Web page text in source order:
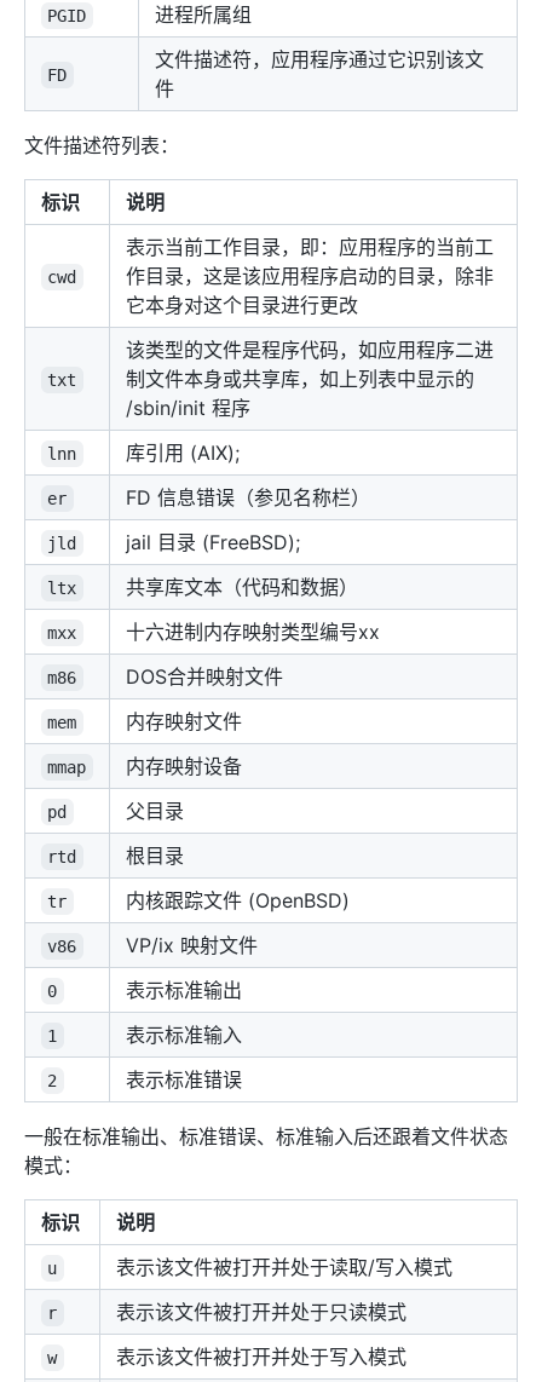
PGID 进程所属组
FD
文件描述符，应用程序通过它识别该文
件
文件描述符列表：
标识 说明
cwd
表示当前工作目录，即：应用程序的当前工
作目录，这是该应用程序启动的目录，除非
它本身对这个目录进行更改
txt
该类型的文件是程序代码，如应用程序二进
制文件本身或共享库，如上列表中显示的
/sbin/init 程序
lnn 库引用 (AIX);
er FD 信息错误（参见名称栏）
jld jail 目录 (FreeBSD);
ltx 共享库文本（代码和数据）
mxx 十六进制内存映射类型编号xx
m86 DOS合并映射文件
mem 内存映射文件
mmap 内存映射设备
pd 父目录
rtd 根目录
tr 内核跟踪文件 (OpenBSD)
v86 VP/ix 映射文件
0 表示标准输出
1 表示标准输入
2 表示标准错误
一般在标准输出、标准错误、标准输入后还跟着文件状态
模式：
标识 说明
u 表示该文件被打开并处于读取/写入模式
r 表示该文件被打开并处于只读模式
w 表示该文件被打开并处于写入模式